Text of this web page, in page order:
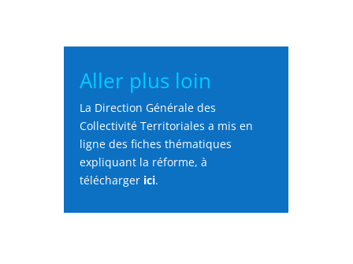
Aller plus loin
La Direction Générale des
Collectivité Territoriales a mis en
ligne des fiches thématiques
expliquant la réforme, à
télécharger ici.